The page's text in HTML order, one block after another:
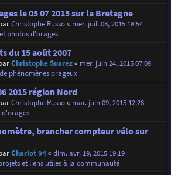
le 05 07 2015 sur la Bretagne
Christophe Russo« mer. juil. 08, 2015 18:54
photos d'orages
du 15 août 2007
Christophe Suarez« mer. juin 24, 2015 07:09
phénomènes orageux
2015 région Nord
Christophe Russo« mar. juin 09, 2015 12:28
d'orages
brancher compteur vélo sur
Charlot 94« dim. avr. 19, 2015 19:19
et liens utiles à la communauté